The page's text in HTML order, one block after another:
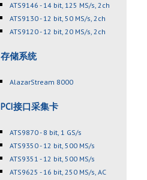
ATS9146 - 14 bit, 125 MS/s, 2ch
ATS9130 - 12 bit, 50 MS/s, 2ch
ATS9120 - 12 bit, 20 MS/s, 2ch
存储系统
AlazarStream 8000
PCI接口采集卡
ATS9870 - 8 bit, 1 GS/s
ATS9350 - 12 bit, 500 MS/s
ATS9351 - 12 bit, 500 MS/s
ATS9625 - 16 bit, 250 MS/s, AC